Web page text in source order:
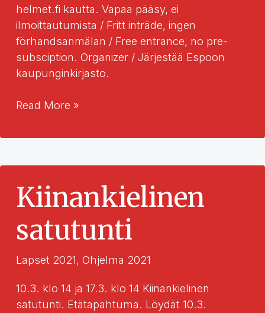
helmet.fi kautta. Vapaa pääsy, ei
ilmoittautumista / Fritt inträde, ingen
förhandsanmälan / Free entrance, no pre-
subsciption. Organizer / Järjestää Espoon
kaupunginkirjasto.
Venäjänkielinen
Read More »
Kiinankielinen
satutunti
Lapset 2021,Ohjelma 2021
10.3. klo 14 ja 17.3. klo 14 Kiinankielinen
satutunti. Etätapahtuma. Löydät 10.3.